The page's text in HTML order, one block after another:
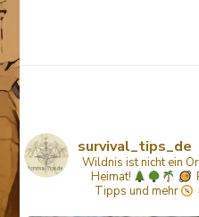
survival_tips_de
Wildnis ist nicht ein
Heimat!
Tipps und mehr